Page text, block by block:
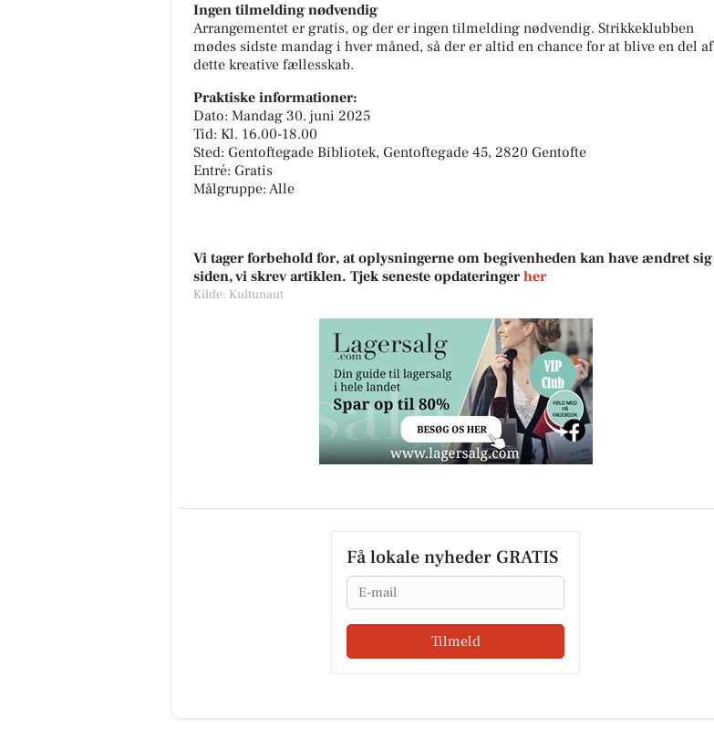
Ingen tilmelding nødvendig
Arrangementet er gratis, og der er ingen tilmelding nødvendig. Strikkeklubben
mødes sidste mandag i hver måned, så der er altid en chance for at blive en del af
dette kreative fællesskab.
Praktiske informationer:
Dato: Mandag 30. juni 2025
Tid: Kl. 16.00-18.00
Sted: Gentoftegade Bibliotek, Gentoftegade 45, 2820 Gentofte
Entré: Gratis
Målgruppe: Alle
Vi tager forbehold for, at oplysningerne om begivenheden kan have ændret sig
siden, vi skrev artiklen. Tjek seneste opdateringer her
Kilde: Kultunaut
Få lokale nyheder GRATIS
Email
Tilmeld